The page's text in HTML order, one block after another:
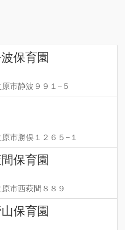
保育園
市静波９９１−５
市勝俣１２６５−１
保育園
市西萩間８８９
保育園